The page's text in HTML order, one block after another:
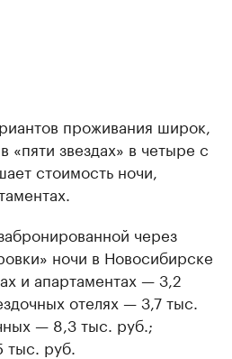
проживания широк,
«пяти звездах» в четыре с
стоимость ночи,
через
ночи в Новосибирске
и апартаментах — 3,2
отелях — 3,7 тыс.
— 8,3 тыс. руб.;
тыс. руб.